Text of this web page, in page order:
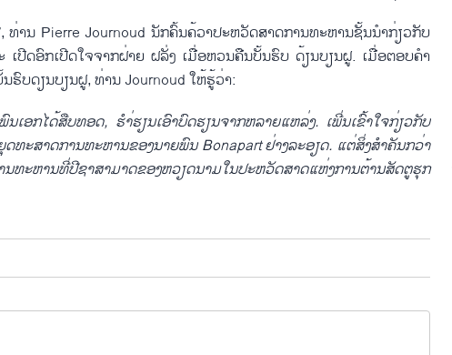
ານ Pierre Journoud ນັກ​ຄົ້ນ​ຄ້ວາ​ປະຫວັດສາດ​ການ​ທະຫານຊັ້ນ​ນຳ​ກ່ຽວ​ກັບ
ປີດອົກ​ເປີດ​ໃຈ​ຈາກ​ຝ່າຍ ຝລັ່ງ ​ເມື່ອ​ຫວນ​ຄືນ​ບັ້ນ​ຮົບ​ ດ້ຽນບຽນ​ຝູ. ​ເມື່ອ​ຕອບ​ຄຳ​
ບ​ດຽນບຽນ​ຝູ, ທ່ານ Journoud ​ໃຫ້​ຮູ້​ວ່າ:
ອກ​ໄດ້​ສືບ​ທອດ, ຮຳ່​ຮຽນ​ເອົາ​ບົດຮຽນ​ຈາກ​ຫລາຍ​ແຫ​ລ່ງ. ​ເພີ່ນ​ເຂົ້າ​ໃຈ​ກ່ຽວ​ກັບ​
ທະ​ສາດ​ການ​ທະຫານ​ຂອງ​ນາຍ​ພົນ Bonapart ຢ່າງ​ລະອຽດ. ​ແຕ່​ສິ່ງ​ສຳຄັນ​ກວ່າ​
ະຫານທີ່​ປີ​ຊາ​ສາມາດ​ຂອງ​ຫວຽດນາມ​ໃນ​ປະຫວັດສາດ​ແຫ່ງ​ການ​ຕ້ານ​ສັດຕູ​ຮຸກ​